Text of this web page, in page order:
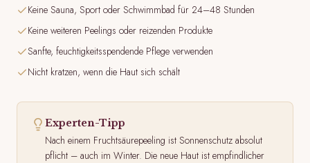
Keine Sauna, Sport oder Schwimmbad für 24–48 Stunden
Keine weiteren Peelings oder reizenden Produkte
Sanfte, feuchtigkeitsspendende Pflege verwenden
Nicht kratzen, wenn die Haut sich schält
Experten-Tipp
Nach einem Fruchtsäurepeeling ist Sonnenschutz absolut
pflicht – auch im Winter. Die neue Haut ist empfindlicher